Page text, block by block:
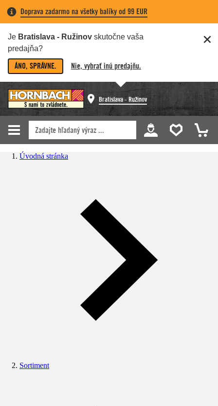
Doprava zadarmo na všetky balíky od 99 EUR
Je Bratislava - Ružinov skutočne vaša
predajňa?
ÁNO, SPRÁVNE. Nie, vybrať inú predajňu.
Bratislava - Ružinov
Úvodná stránka
Sortiment